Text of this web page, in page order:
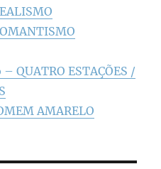
QUATRO ESTAÇÕES /
AMARELO